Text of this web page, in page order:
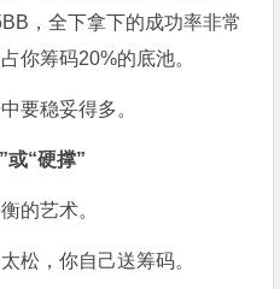
，全下拿下的成功率非常
你筹码20%的底池。
要稳妥得多。
或“硬撑”
的艺术。
松，你自己送筹码。